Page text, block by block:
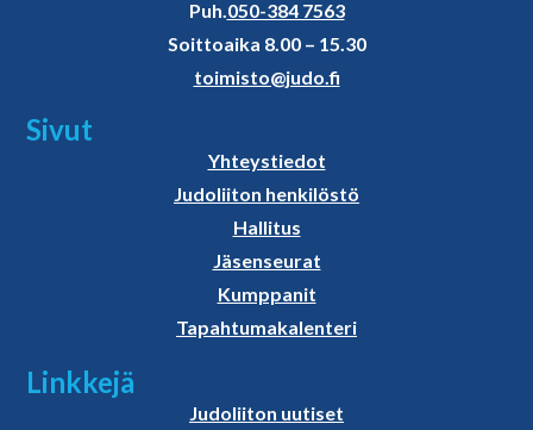
Puh.050-384 7563
Soittoaika 8.00 – 15.30
toimisto@judo.fi
Sivut
Yhteystiedot
Judoliiton henkilöstö
Hallitus
Jäsenseurat
Kumppanit
Tapahtumakalenteri
Linkkejä
Judoliiton uutiset